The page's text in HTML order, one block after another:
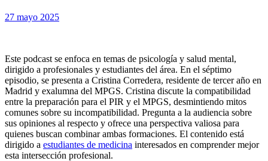
porExamen MIR
Publicada
27 mayo 2025
Este podcast se enfoca en temas de psicología y salud mental,
dirigido a profesionales y estudiantes del área. En el séptimo
episodio, se presenta a Cristina Corredera, residente de tercer año en
Madrid y exalumna del MPGS. Cristina discute la compatibilidad
entre la preparación para el PIR y el MPGS, desmintiendo mitos
comunes sobre su incompatibilidad. Pregunta a la audiencia sobre
sus opiniones al respecto y ofrece una perspectiva valiosa para
quienes buscan combinar ambas formaciones. El contenido está
dirigido a estudiantes de medicina interesados en comprender mejor
esta intersección profesional.